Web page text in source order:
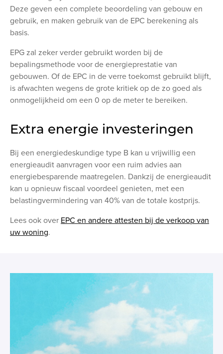
Deze geven een complete beoordeling van gebouw en
gebruik, en maken gebruik van de EPC berekening als
basis.
EPG zal zeker verder gebruikt worden bij de
bepalingsmethode voor de energieprestatie van
gebouwen. Of de EPC in de verre toekomst gebruikt blijft,
is afwachten wegens de grote kritiek op de zo goed als
onmogelijkheid om een 0 op de meter te bereiken.
Extra energie investeringen
Bij een energiedeskundige type B kan u vrijwillig een
energieaudit aanvragen voor een ruim advies aan
energiebesparende maatregelen. Dankzij de energieaudit
kan u opnieuw fiscaal voordeel genieten, met een
belastingvermindering van 40% van de totale kostprijs.
Lees ook over EPC en andere attesten bij de verkoop van
uw woning.